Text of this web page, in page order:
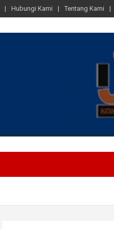
Hubungi Kami Tentang Kami